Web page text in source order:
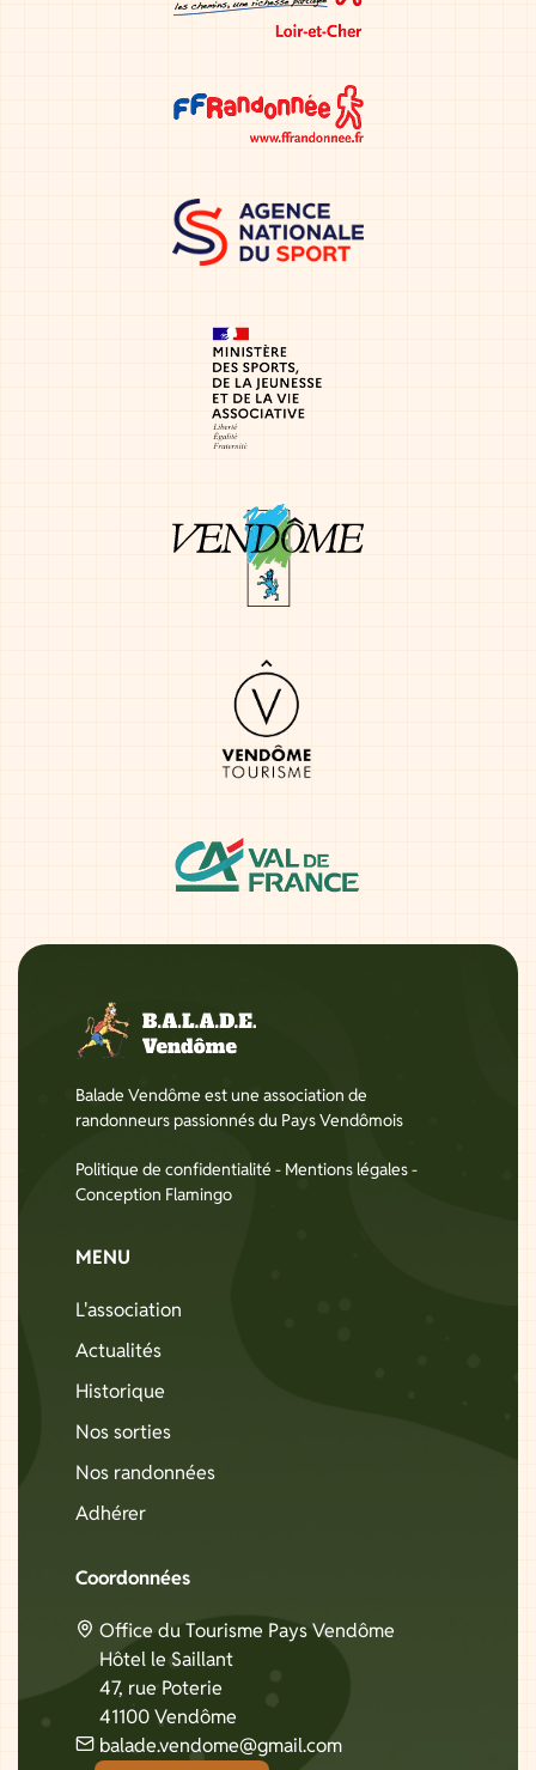
Balade Vendôme est une association de
randonneurs passionnés du Pays Vendômois
Politique de confidentialité - Mentions légales-
Conception Flamingo
MENU
L'association
Actualités
Historique
Nos sorties
Nos randonnées
Adhérer
Coordonnées
Office du Tourisme Pays Vendôme
Hôtel le Saillant
47, rue Poterie
41100 Vendôme
balade.vendome@gmail.com